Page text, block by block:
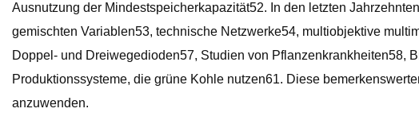
Ausnutzung der Mindestspeicherkapazität52. In den letzten
gemischten Variablen53, technische Netzwerke54, multiobjektive
Doppel- und Dreiwegedioden57, Studien von Pflanzenkrankheiten58,
Produktionssysteme, die grüne Kohle nutzen61. Diese
anzuwenden.